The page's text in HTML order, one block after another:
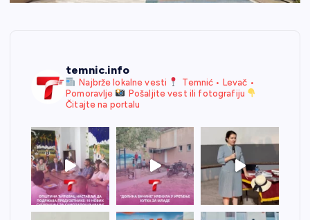
temnic.info
Najbrže lokalne vesti
Temnić • Levač •
Pomoravlje
Pošaljite vest ili fotografiju
Čitajte na portalu